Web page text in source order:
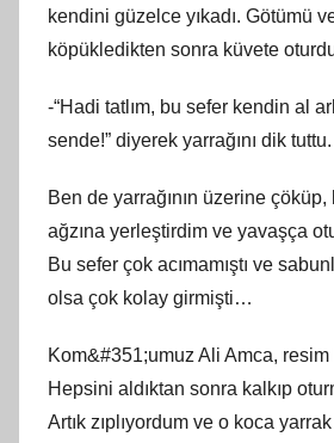
kendini güzelce yıkadı. Götümü
köpükledikten sonra küvete
-“Hadi tatlım, bu sefer kendin al
sende!” diyerek yarrağını dik tuttu.
Ben de yarrağının üzerine çöküp,
ağzına yerleştirdim ve yavaşça
Bu sefer çok acımamıştı ve
olsa çok kolay girmişti…
Kom&#351;umuz Ali Amca,
Hepsini aldıktan sonra kalkıp
Artık zıplıyordum ve o koca